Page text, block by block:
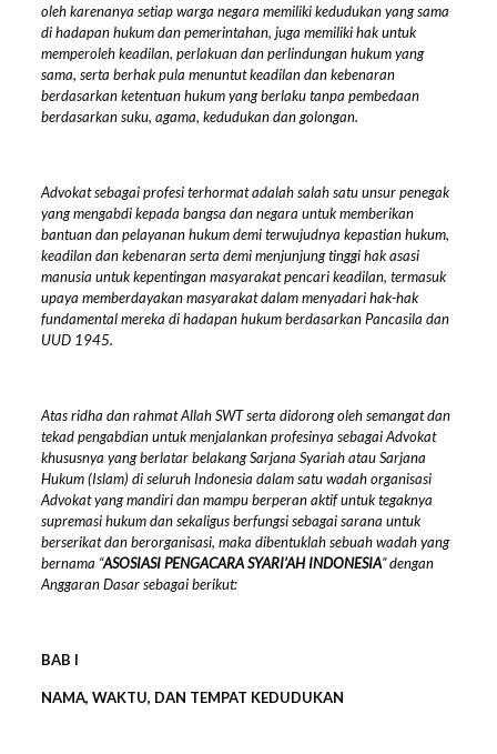
oleh karenanya setiap warga negara memiliki kedudukan yang sama
di hadapan hukum dan pemerintahan, juga memiliki hak untuk
memperoleh keadilan, perlakuan dan perlindungan hukum yang
sama, serta berhak pula menuntut keadilan dan kebenaran
berdasarkan ketentuan hukum yang berlaku tanpa pembedaan
berdasarkan suku, agama, kedudukan dan golongan.
Advokat sebagai profesi terhormat adalah salah satu unsur penegak
yang mengabdi kepada bangsa dan negara untuk memberikan
bantuan dan pelayanan hukum demi terwujudnya kepastian hukum,
keadilan dan kebenaran serta demi menjunjung tinggi hak asasi
manusia untuk kepentingan masyarakat pencari keadilan, termasuk
upaya memberdayakan masyarakat dalam menyadari hak-hak
fundamental mereka di hadapan hukum berdasarkan Pancasila dan
UUD 1945.
Atas ridha dan rahmat Allah SWT serta didorong oleh semangat dan
tekad pengabdian untuk menjalankan profesinya sebagai Advokat
khususnya yang berlatar belakang Sarjana Syariah atau Sarjana
Hukum (Islam) di seluruh Indonesia dalam satu wadah organisasi
Advokat yang mandiri dan mampu berperan aktif untuk tegaknya
supremasi hukum dan sekaligus berfungsi sebagai sarana untuk
berserikat dan berorganisasi, maka dibentuklah sebuah wadah yang
bernama “ASOSIASI PENGACARA SYARI’AH INDONESIA” dengan
Anggaran Dasar sebagai berikut:
BAB I
NAMA, WAKTU, DAN TEMPAT KEDUDUKAN